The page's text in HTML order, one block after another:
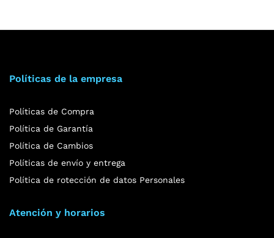
Políticas de la empresa
Políticas de Compra
Política de Garantía
Política de Cambios
Políticas de envío y entrega
Política de rotección de datos Personales
Atención y horarios